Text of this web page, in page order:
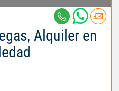
Alquiler en